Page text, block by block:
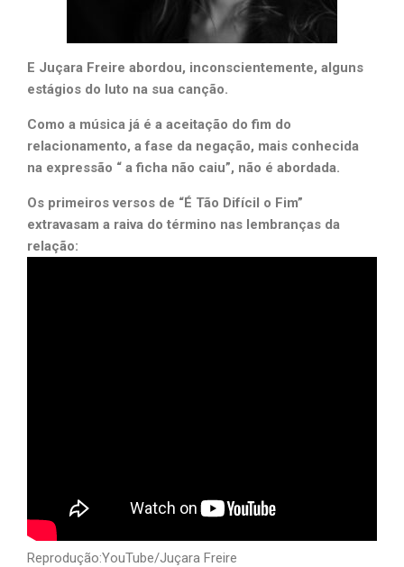
E Juçara Freire abordou, inconscientemente, alguns
estágios do luto na sua canção.
Como a música já é a aceitação do fim do
relacionamento, a fase da negação, mais conhecida
na expressão “ a ficha não caiu”, não é abordada.
Os primeiros versos de “É Tão Difícil o Fim”
extravasam a raiva do término nas lembranças da
relação:
Reprodução:YouTube/Juçara Freire